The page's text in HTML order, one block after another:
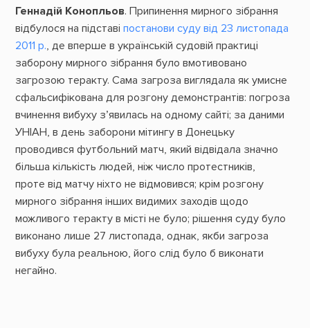
Геннадій Конопльов. Припинення мирного зібрання
відбулося на підставі постанови суду від 23 листопада
2011 р., де вперше в українській судовій практиці
заборону мирного зібрання було вмотивовано
загрозою теракту. Сама загроза виглядала як умисне
сфальсифікована для розгону демонстрантів: погроза
вчинення вибуху з’явилась на одному сайті; за даними
УНІАН, в день заборони мітингу в Донецьку
проводився футбольний матч, який відвідала значно
більша кількість людей, ніж число протестників,
проте від матчу ніхто не відмовився; крім розгону
мирного зібрання інших видимих заходів щодо
можливого теракту в місті не було; рішення суду було
виконано лише 27 листопада, однак, якби загроза
вибуху була реальною, його слід було б виконати
негайно.